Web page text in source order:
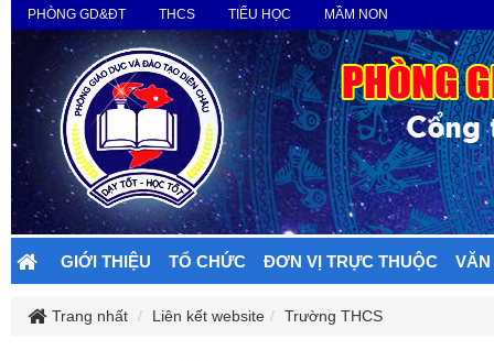
PHÒNG GD&ĐT THCS TIỂU HỌC MẦM NON
GIỚI THIỆU TỔ CHỨC ĐƠN VỊ TRỰC THUỘC
Trang nhất Liên kết website Trường THCS